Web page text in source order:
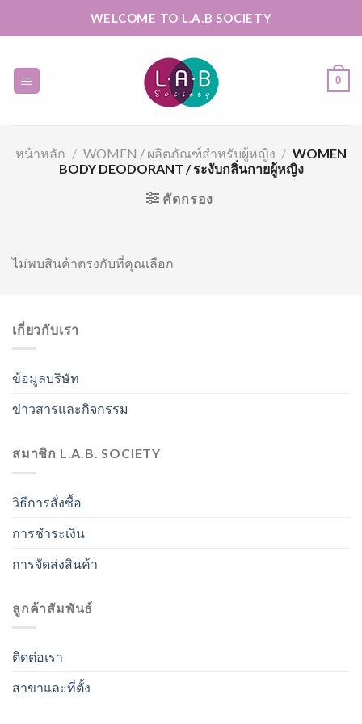
WELCOME TO L.A.B SOCIETY
0
หน้าหลัก / WOMEN / ผลิตภัณฑ์สำหรับผู้หญิง / WOMEN
BODY DEODORANT / ระงับกลิ่นกายผู้หญิง
คัดกรอง
ไม่พบสินค้าตรงกับที่คุณเลือก
เกี่ยวกับเรา
ข้อมูลบริษัท
ข่าวสารและกิจกรรม
สมาชิก L.A.B. SOCIETY
วิธีการสั่งซื้อ
การชำระเงิน
การจัดส่งสินค้า
ลูกค้าสัมพันธ์
ติดต่อเรา
สาขาและที่ตั้ง